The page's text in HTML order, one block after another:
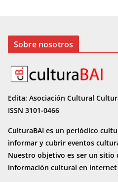
Sobre nosotros
Edita: Asociación Cultural
ISSN 3101-0466
CulturaBAI es un periódico
informar y cubrir eventos
Nuestro objetivo es ser un sitio
información cultural en internet